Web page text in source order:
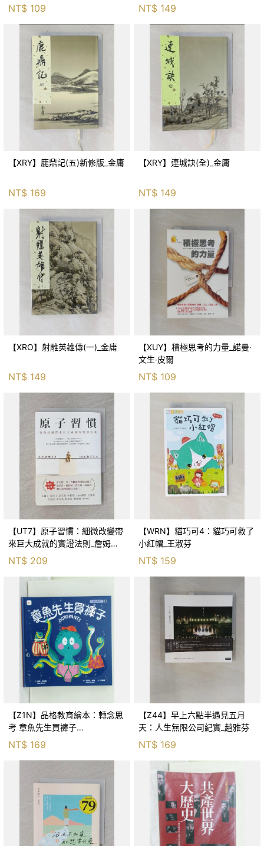
NT$ 109 NT$ 149
【XRY】鹿鼎記(五)新修版_金庸
NT$ 169
【XRY】連城訣(全)_金庸
NT$ 149
【XRO】射雕英雄傳(一)_金庸
NT$ 149
【XUY】積極思考的力量_諾曼‧
文生‧皮爾
NT$ 109
【UT7】原子習慣：細微改變帶
來巨大成就的實證法則_詹姆斯‧
克利爾, 蔡世偉
NT$ 209
【WRN】貓巧可4：貓巧可救了
小紅帽_王淑芬
NT$ 159
【Z1N】品格教育繪本：轉念思
考 章魚先生買褲子
(Octopants)_蘇西‧西尼爾, 黃筱
NT$ 169
【Z44】早上六點半遇見五月
天：人生無限公司紀實_趙雅芬
NT$ 169